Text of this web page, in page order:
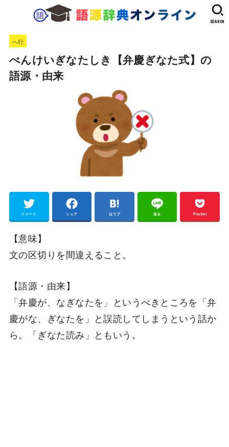
SEARCH
へ行
べんけいぎなたしき【弁慶ぎなた式】の
語源・由来
ツイート シェア はてブ 送る Pocket
【意味】
文の区切りを間違えること。
【語源・由来】
「弁慶が、なぎなたを」というべきところを「弁
慶がな、ぎなたを」と誤読してしまうという話か
ら。「ぎなた読み」ともいう。